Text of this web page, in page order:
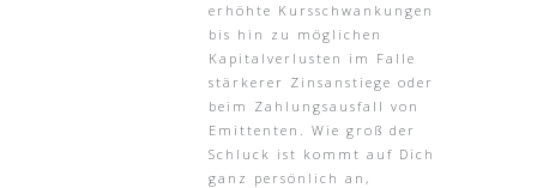
erhöhte Kursschwankungen
bis hin zu möglichen
Kapitalverlusten im Falle
stärkerer Zinsanstiege oder
beim Zahlungsausfall von
Emittenten. Wie groß der
Schluck ist kommt auf Dich
ganz persönlich an,